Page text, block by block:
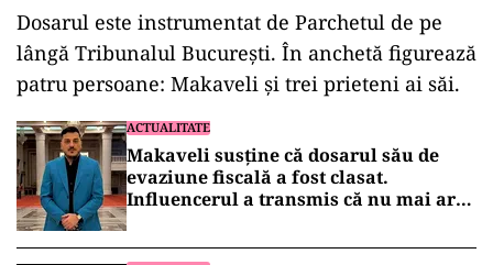
Dosarul este instrumentat de Parchetul de pe
lângă Tribunalul București. În anchetă figurează
patru persoane: Makaveli și trei prieteni ai săi.
ACTUALITATE
Makaveli susține că dosarul său de
evaziune fiscală a fost clasat.
Influencerul a transmis că nu mai are